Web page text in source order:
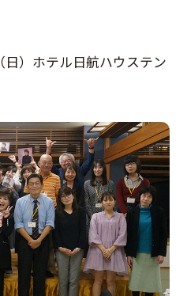
）ホテル日航ハウステン